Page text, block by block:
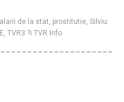
de la stat, prostitutie, Silviu
, TVR3 ?i TVR Info